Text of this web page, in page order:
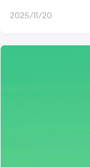
2025/11/20